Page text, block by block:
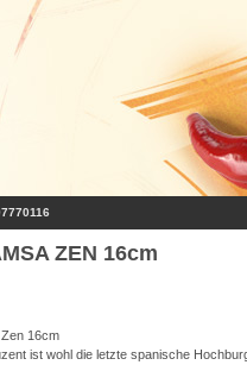
ZEN 16cm
16cm
ist wohl die letzte spanische